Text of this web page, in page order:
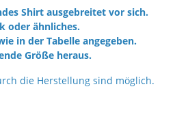
Shirt ausgebreitet vor sich.
oder ähnliches.
in der Tabelle angegeben.
Größe heraus.
die Herstellung sind möglich.